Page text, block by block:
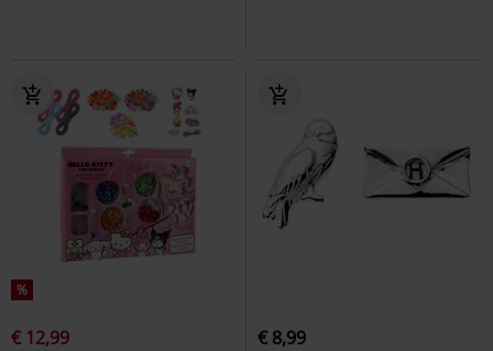
%
€ 12,99 € 8,99